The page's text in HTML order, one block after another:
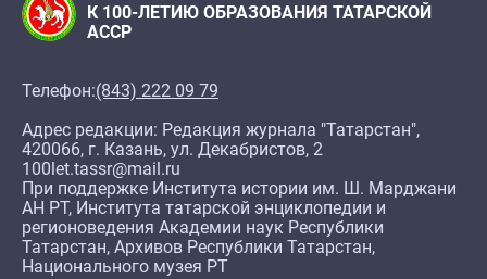
К 100-ЛЕТИЮ ОБРАЗОВАНИЯ ТАТАРСКОЙ
АССР
Телефон:(843) 222 09 79
Адрес редакции: Редакция журнала "Татарстан",
420066, г. Казань, ул. Декабристов, 2
100let.tassr@mail.ru
При поддержке Института истории им. Ш. Марджани
АН РТ, Института татарской энциклопедии и
регионоведения Академии наук Республики
Татарстан, Архивов Республики Татарстан,
Национального музея РТ